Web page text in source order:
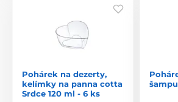
Pohárek na dezerty,
kelímky na panna cotta
Srdce 120 ml - 6 ks